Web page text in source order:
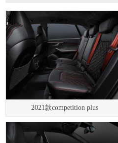
2021款competition plus